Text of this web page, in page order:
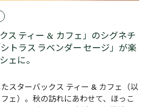
クス ティー & カフェ」のシグネチ
トラス ラベンダー セージ」が楽
ェに。
スターバックス ティー & カフェ（以
フェ）。秋の訪れにあわせて、ほっこ